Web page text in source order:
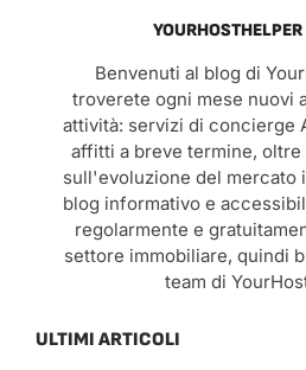
Benvenuti al blog di
troverete ogni mese nuovi
attività: servizi di concierge
affitti a breve termine,
sull'evoluzione del mercato
blog informativo e
regolarmente e
settore immobiliare, quindi
team di
ULTIMI ARTICOLI